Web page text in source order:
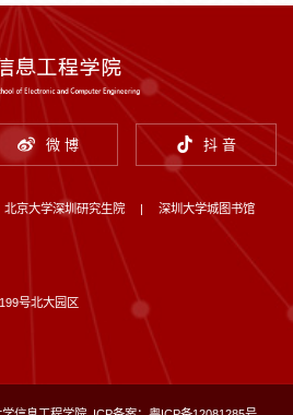
微 博 抖 音
北京大学深圳研究生院 | 深圳大学城图书馆
号北大园区